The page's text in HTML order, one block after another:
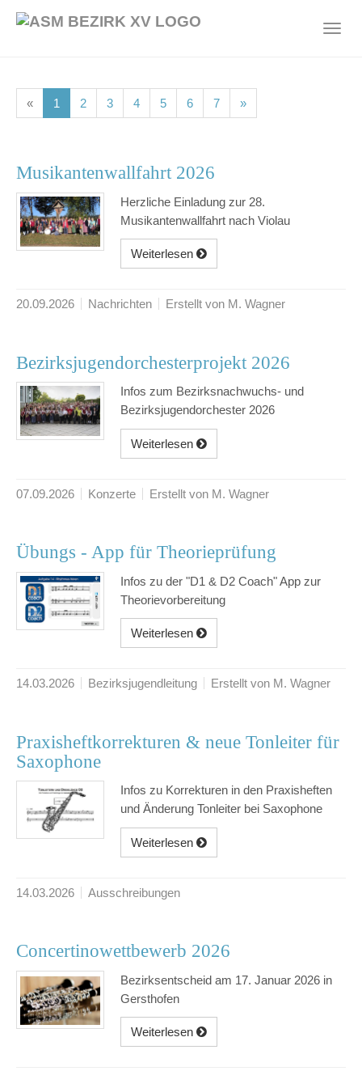
« 1 (current)
2(current)
3(current)
4(current)
5(current)
6(current)
7(current)
»
Musikantenwallfahrt 2026
Herzliche Einladung zur 28.
Musikantenwallfahrt nach Violau
Weiterlesen
20.09.2026 Nachrichten Erstellt von M. Wagner
Bezirksjugendorchesterprojekt 2026
Infos zum Bezirksnachwuchs- und
Bezirksjugendorchester 2026
Weiterlesen
07.09.2026 Konzerte Erstellt von M. Wagner
Übungs - App für Theorieprüfung
Infos zu der "D1 & D2 Coach" App zur
Theorievorbereitung
Weiterlesen
14.03.2026 Bezirksjugendleitung Erstellt von M. Wagner
Praxisheftkorrekturen & neue Tonleiter für
Saxophone
Infos zu Korrekturen in den Praxisheften
und Änderung Tonleiter bei Saxophone
Weiterlesen
14.03.2026 Ausschreibungen
Concertinowettbewerb 2026
Bezirksentscheid am 17. Januar 2026 in
Gersthofen
Weiterlesen